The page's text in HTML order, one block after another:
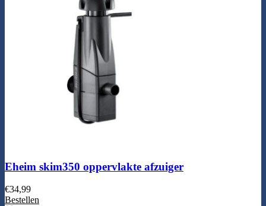
Eheim skim350 oppervlakte afzuiger
€34,99
Bestellen